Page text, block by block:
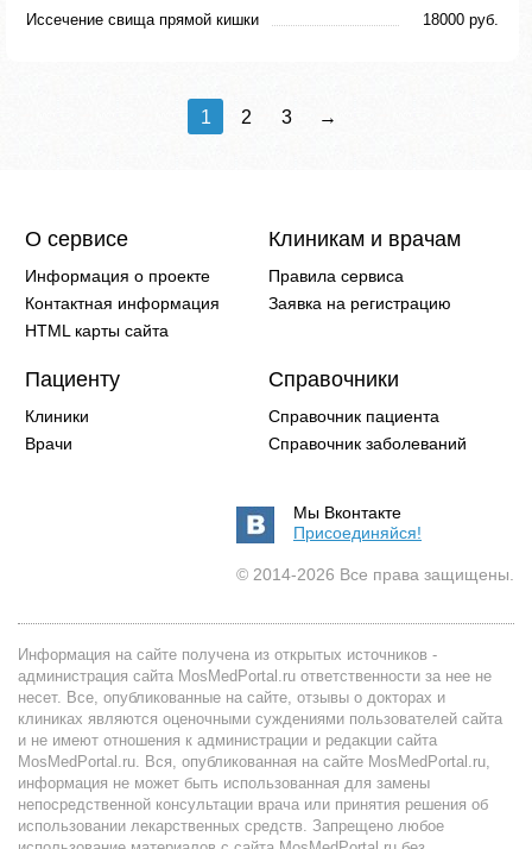
Иссечение свища прямой кишки 18000 руб.
1 2 3 →
О сервисе
Информация о проекте
Контактная информация
HTML карты сайта
Клиникам и врачам
Правила сервиса
Заявка на регистрацию
Пациенту
Клиники
Врачи
Справочники
Справочник пациента
Справочник заболеваний
Мы Вконтакте
Присоединяйся!
© 2014-2026 Все права защищены.
Информация на сайте получена из открытых источников -
администрация сайта MosMedPortal.ru ответственности за нее не
несет. Все, опубликованные на сайте, отзывы о докторах и
клиниках являются оценочными суждениями пользователей сайта
и не имеют отношения к администрации и редакции сайта
MosMedPortal.ru. Вся, опубликованная на сайте MosMedPortal.ru,
информация не может быть использованная для замены
непосредственной консультации врача или принятия решения об
использовании лекарственных средств. Запрещено любое